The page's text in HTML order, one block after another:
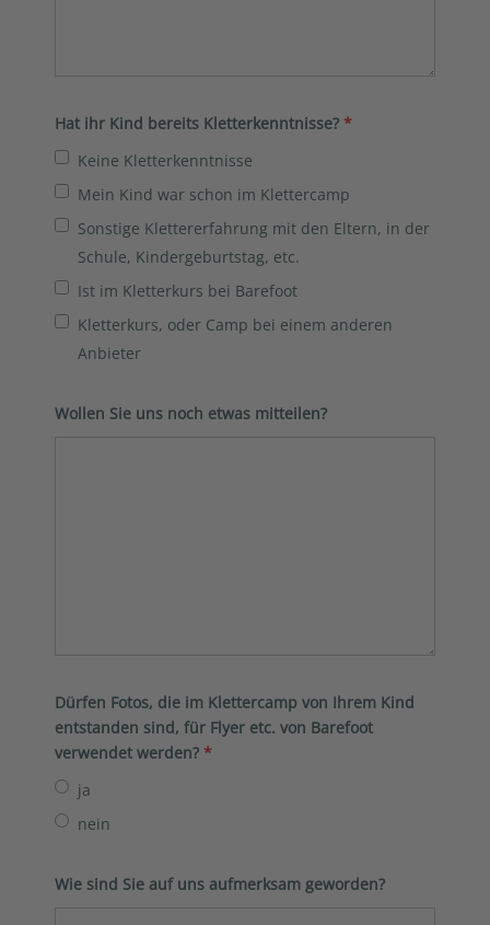
Hat ihr Kind bereits Kletterkenntnisse? *
Keine Kletterkenntnisse
Mein Kind war schon im Klettercamp
Sonstige Klettererfahrung mit den Eltern, in der
Schule, Kindergeburtstag, etc.
Ist im Kletterkurs bei Barefoot
Kletterkurs, oder Camp bei einem anderen
Anbieter
Wollen Sie uns noch etwas mitteilen?
Dürfen Fotos, die im Klettercamp von Ihrem Kind
entstanden sind, für Flyer etc. von Barefoot
verwendet werden? *
ja
nein
Wie sind Sie auf uns aufmerksam geworden?